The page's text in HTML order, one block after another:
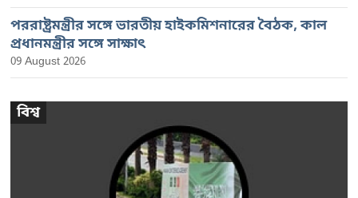
পররাষ্ট্রমন্ত্রীর সঙ্গে ভারতীয় হাইকমিশনারের বৈঠক, কাল
প্রধানমন্ত্রীর সঙ্গে সাক্ষাৎ
09 August 2026
বিশ্ব